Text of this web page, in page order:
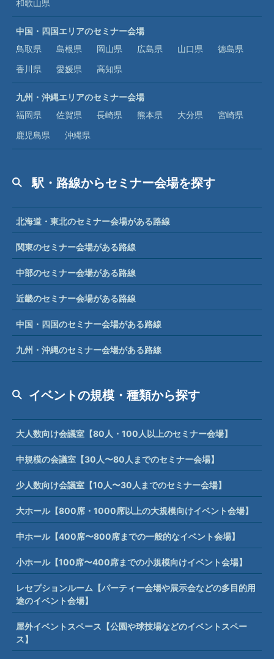
和歌山県
中国・四国エリアのセミナー会場
鳥取県
島根県 岡山県 広島県 山口県
徳島県
香川県
愛媛県 高知県
九州・沖縄エリアのセミナー会場
福岡県
佐賀県 長崎県 熊本県 大分県
宮崎県
鹿児島県
沖縄県
駅・路線からセミナー会場を探す
北海道・東北のセミナー会場がある路線
関東のセミナー会場がある路線
中部のセミナー会場がある路線
近畿のセミナー会場がある路線
中国・四国のセミナー会場がある路線
九州・沖縄のセミナー会場がある路線
イベントの規模・種類から探す
大人数向け会議室【80人・100人以上のセミナー会場】
中規模の会議室【30人〜80人までのセミナー会場】
少人数向け会議室【10人〜30人までのセミナー会場】
大ホール【800席・1000席以上の大規模向けイベント会場】
中ホール【400席〜800席までの一般的なイベント会場】
小ホール【100席〜400席までの小規模向けイベント会場】
レセプションルーム【パーティー会場や展示会などの多目的用
途のイベント会場】
屋外イベントスペース【公園や球技場などのイベントスペー
ス】